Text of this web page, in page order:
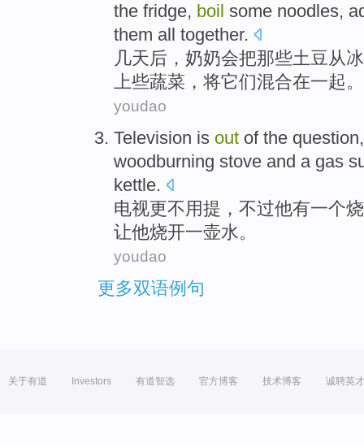
the fridge, boil some noodles,
them all together.
几天后，奶奶会把那些土豆从
上些蔬菜，将它们混合在一起。
youdao
Television is out of the
woodburning stove and a gas
kettle.
电视更不用提， 不过他有一个烧
让他烧开一壶水。
youdao
更多双语例句
关于有道 Investors 有道智选 官方博客 技术博客 诚聘英才